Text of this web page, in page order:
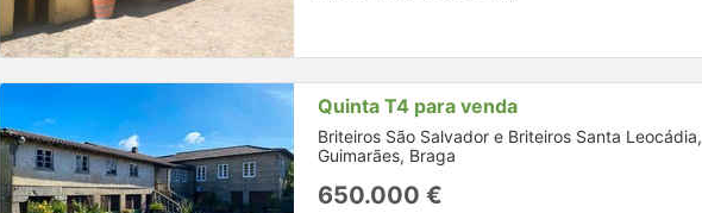
Quinta T4 para venda
Briteiros São Salvador e Briteiros Santa Leocádia,
Guimarães, Braga
650.000 €